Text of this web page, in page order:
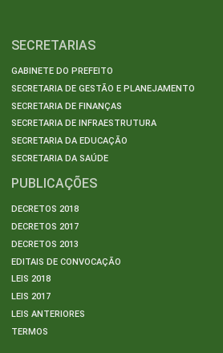
SECRETARIAS
GABINETE DO PREFEITO
SECRETARIA DE GESTÃO E PLANEJAMENTO
SECRETARIA DE FINANÇAS
SECRETARIA DE INFRAESTRUTURA
SECRETARIA DA EDUCAÇÃO
SECRETARIA DA SAÚDE
PUBLICAÇÕES
DECRETOS 2018
DECRETOS 2017
DECRETOS 2013
EDITAIS DE CONVOCAÇÃO
LEIS 2018
LEIS 2017
LEIS ANTERIORES
TERMOS